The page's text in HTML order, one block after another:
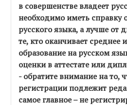
в совершенстве владеет
необходимо иметь справку
русского языка, а лучше от
те, кто оканчивает среднее
образование на русском
оценки в аттестате или
- обратите внимание на то,
регистрации подлежит
самое главное – не